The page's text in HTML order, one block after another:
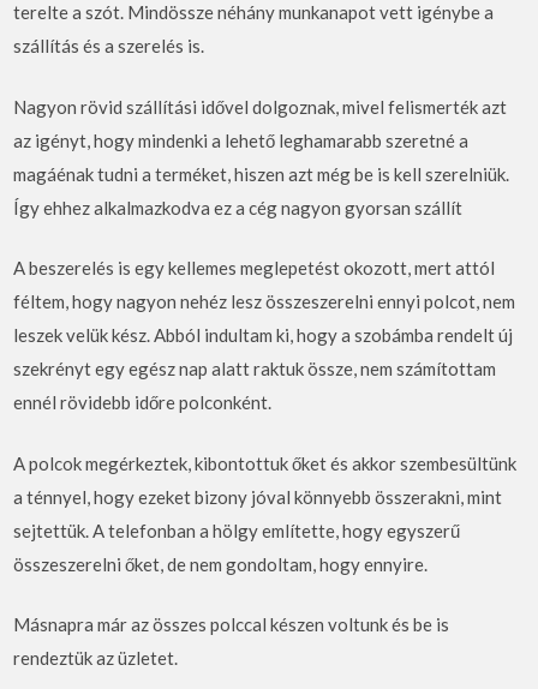
terelte a szót. Mindössze néhány munkanapot vett igénybe a
szállítás és a szerelés is.
Nagyon rövid szállítási idővel dolgoznak, mivel felismerték azt
az igényt, hogy mindenki a lehető leghamarabb szeretné a
magáénak tudni a terméket, hiszen azt még be is kell szerelniük.
Így ehhez alkalmazkodva ez a cég nagyon gyorsan szállít
A beszerelés is egy kellemes meglepetést okozott, mert attól
féltem, hogy nagyon nehéz lesz összeszerelni ennyi polcot, nem
leszek velük kész. Abból indultam ki, hogy a szobámba rendelt új
szekrényt egy egész nap alatt raktuk össze, nem számítottam
ennél rövidebb időre polconként.
A polcok megérkeztek, kibontottuk őket és akkor szembesültünk
a ténnyel, hogy ezeket bizony jóval könnyebb összerakni, mint
sejtettük. A telefonban a hölgy említette, hogy egyszerű
összeszerelni őket, de nem gondoltam, hogy ennyire.
Másnapra már az összes polccal készen voltunk és be is
rendeztük az üzletet.